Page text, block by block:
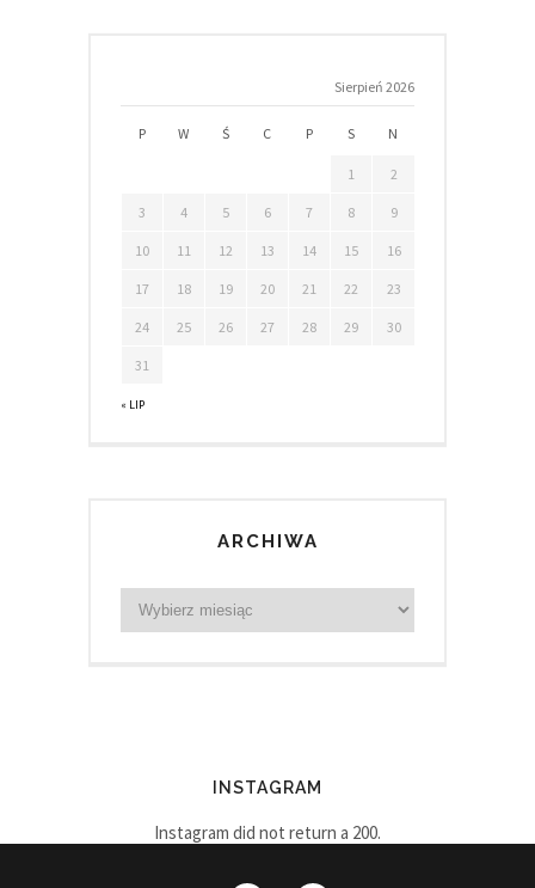
Sierpień 2026
P W Ś C P S N
« LIP
1 2
3 4 5 6 7 8 9
10 11 12 13 14 15 16
17 18 19 20 21 22 23
24 25 26 27 28 29 30
31
ARCHIWA
INSTAGRAM
Instagram did not return a 200.